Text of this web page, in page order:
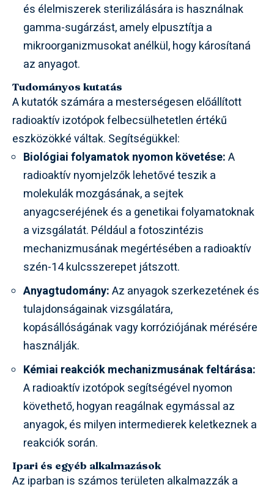
és élelmiszerek sterilizálására is használnak
gamma-sugárzást, amely elpusztítja a
mikroorganizmusokat anélkül, hogy károsítaná
az anyagot.
Tudományos kutatás
A kutatók számára a mesterségesen előállított
radioaktív izotópok felbecsülhetetlen értékű
eszközökké váltak. Segítségükkel:
Biológiai folyamatok nyomon követése:A
radioaktív nyomjelzők lehetővé teszik a
molekulák mozgásának, a sejtek
anyagcseréjének és a genetikai folyamatoknak
a vizsgálatát. Például a fotoszintézis
mechanizmusának megértésében a radioaktív
szén-14 kulcsszerepet játszott.
Anyagtudomány:Az anyagok szerkezetének és
tulajdonságainak vizsgálatára,
kopásállóságának vagy korróziójának mérésére
használják.
Kémiai reakciók mechanizmusának feltárása:
A radioaktív izotópok segítségével nyomon
követhető, hogyan reagálnak egymással az
anyagok, és milyen intermedierek keletkeznek a
reakciók során.
Ipari és egyéb alkalmazások
Az iparban is számos területen alkalmazzák a